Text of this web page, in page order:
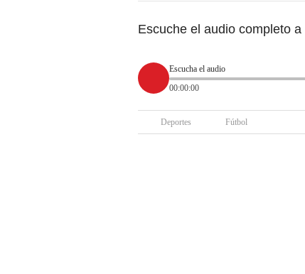
Escuche el audio completo
Escucha el audio
00:00:00
Deportes Fútbol